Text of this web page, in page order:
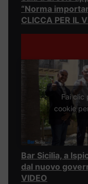
“Norma
CLICCA PER IL
Fai clic
cookie
Bar Sicilia, a
dal nuovo
VIDEO